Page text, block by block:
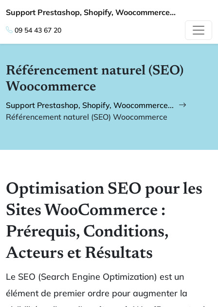
Support Prestashop, Shopify, Woocommerce...
09 54 43 67 20
Référencement naturel (SEO)
Woocommerce
Support Prestashop, Shopify, Woocommerce...
Référencement naturel (SEO) Woocommerce
Optimisation SEO pour les
Sites WooCommerce :
Prérequis, Conditions,
Acteurs et Résultats
Le SEO (Search Engine Optimization) est un
élément de premier ordre pour augmenter la